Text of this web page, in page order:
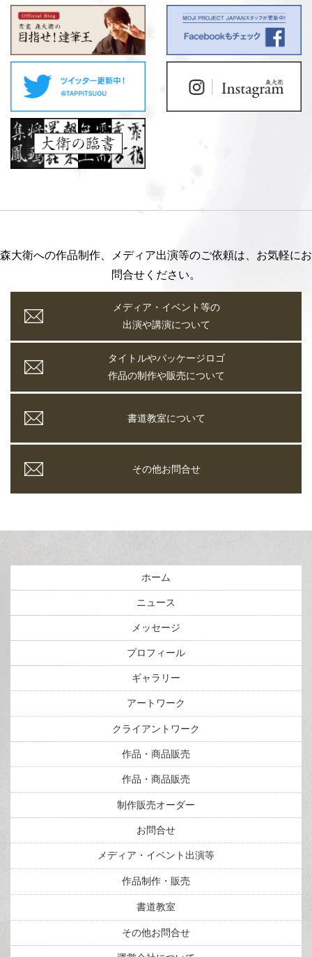
森大衛への作品制作、メディア出演等のご依頼は、お気軽にお
問合せください。
メディア・イベント等の
出演や講演について
タイトルやパッケージロゴ
作品の制作や販売について
書道教室について
その他お問合せ
ホーム
ニュース
メッセージ
プロフィール
ギャラリー
アートワーク
クライアントワーク
作品・商品販売
作品・商品販売
制作販売オーダー
お問合せ
メディア・イベント出演等
作品制作・販売
書道教室
その他お問合せ